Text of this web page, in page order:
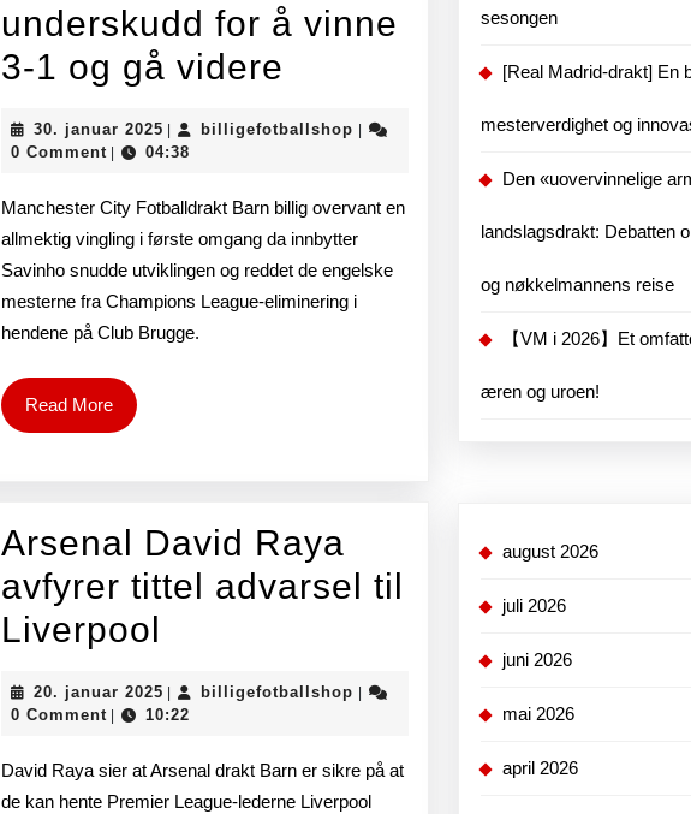
underskudd for å vinne
3-1 og gå videre Manchester
reddet
av
Savinho
i
Champions
i
underskudd
vinne
3-
1
30. januar 2025 30.
januar
billigefotballshop billigefotballshop
0 Comment 04:38
Manchester City Fotballdrakt Barn billig overvant en
allmektig vingling i første omgang da innbytter
Savinho snudde utviklingen og reddet de engelske
mesterne fra Champions League-eliminering i
hendene på Club Brugge.
Read MoreRead
More
Arsenal David Raya
avfyrer tittel advarsel til
Liverpool
Raya
avfyrer
tittel
20. januar 2025 20.
januar
billigefotballshop billigefotballshop
0 Comment 10:22
David Raya sier at Arsenal drakt Barn er sikre på at
de kan hente Premier League-lederne Liverpool
sesongen
[Real Madrid-drakt] En
mesterverdighet og
Den «uovervinnelige
landslagsdrakt: Debatten
og nøkkelmannens reise
【VM i 2026】Et
æren og uroen!
august 2026
juli 2026
juni 2026
mai 2026
april 2026